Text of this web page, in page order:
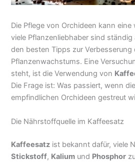
Die Pflege von Orchideen kann
viele Pflanzenliebhaber sind ständig
den besten Tipps zur Verbesserung
Pflanzenwachstums. Eine
steht, ist die Verwendung von
Die Frage ist: Was passiert, wenn
empfindlichen Orchideen gestreut
Die Nährstoffquelle im Kaffeesatz
Kaffeesatz ist bekannt dafür, viele
Stickstoff, Kalium und Phosphor